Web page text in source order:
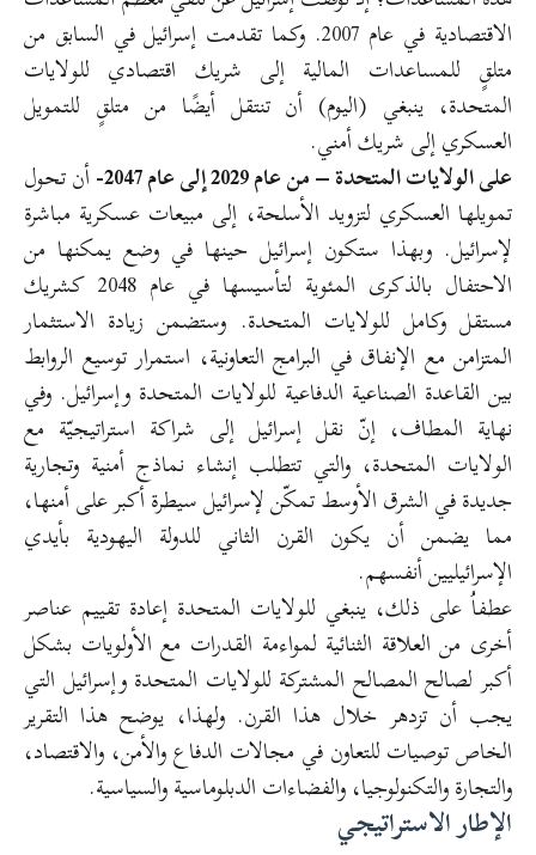
الاقتصادية في عام 2007. وكما تقدمت إسرائيل في السابق من
متلقٍ للمساعدات المالية إلى شريك اقتصادي للولايات
المتحدة، ينبغي (اليوم) أن تنتقل أيضًا من متلقٍ للتمويل
العسكري إلى شريك أمني.
على الولايات المتحدة – من عام 2029 إلى عام 2047-
أن تحول
تمويلها العسكري لتزويد الأسلحة، إلى مبيعات عسكرية مباشرة
لإسرائيل. وبهذا ستكون إسرائيل حينها في وضع يمكنها من
الاحتفال بالذكرى المئوية لتأسيسها في عام 2048 كشريك
مستقل وكامل للولايات المتحدة. وستضمن زيادة الاستثمار
المتزامن مع الإنفاق في البرامج التعاونية، استمرار توسيع الروابط
بين القاعدة الصناعية الدفاعية للولايات المتحدة وإسرائيل. وفي
نهاية المطاف، إنّ نقل إسرائيل إلى شراكة استراتيجيّة مع
الولايات المتحدة، والتي تتطلب إنشاء نماذج أمنية وتجارية
جديدة في الشرق الأوسط تمكّن لإسرائيل سيطرة أكبر على أمنها،
مما يضمن أن يكون القرن الثاني للدولة اليهودية بأيدي
الإسرائيليين أنفسهم.
عطفاُ على ذلك، ينبغي للولايات المتحدة إعادة تقييم عناصر
أخرى من العلاقة الثنائية لمواءمة القدرات مع الأولويات بشكل
أكبر لصالح المصالح المشتركة للولايات المتحدة وإسرائيل التي
يجب أن تزدهر خلال هذا القرن. ولهذا، يوضح هذا التقرير
الخاص توصيات للتعاون في مجالات الدفاع والأمن، والاقتصاد،
والتجارة والتكنولوجيا، والفضاءات الدبلوماسية والسياسية.
الإطار الاستراتيجي